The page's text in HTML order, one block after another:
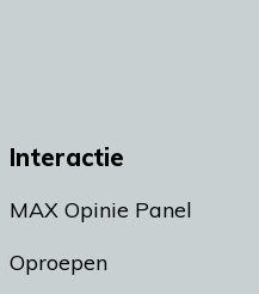
Interactie
MAX Opinie Panel
Oproepen